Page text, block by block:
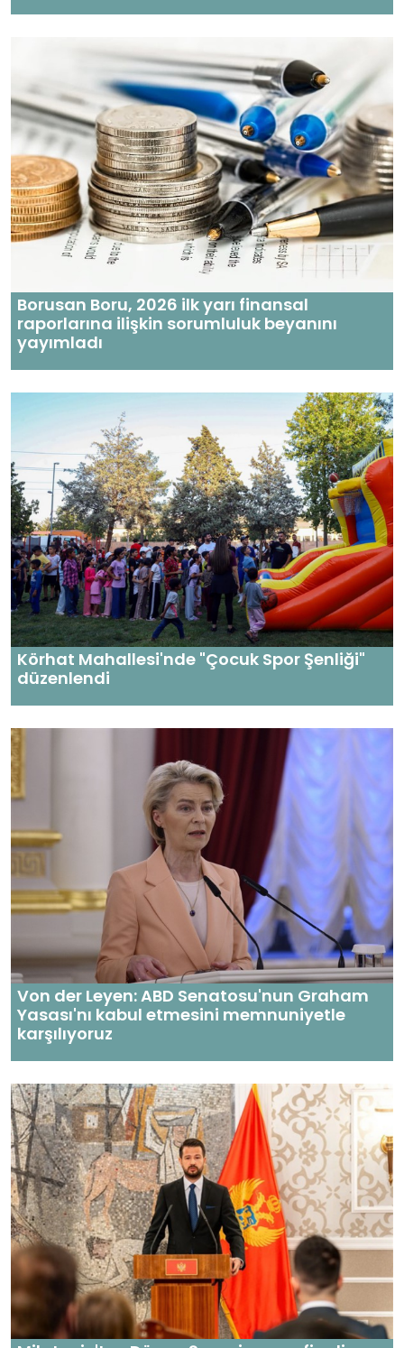
Borusan Boru, 2026 ilk yarı finansal
raporlarına ilişkin sorumluluk beyanını
yayımladı
Körhat Mahallesi'nde "Çocuk Spor Şenliği"
düzenlendi
Von der Leyen: ABD Senatosu'nun Graham
Yasası'nı kabul etmesini memnuniyetle
karşılıyoruz